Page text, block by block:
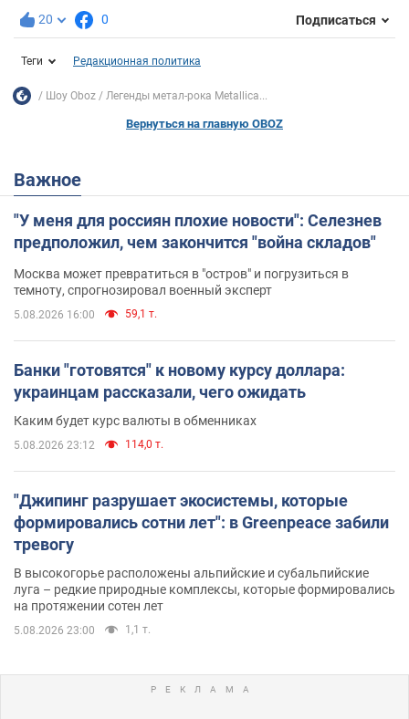
20 0 Подписаться
Теги Редакционная политика
Шоу Oboz Легенды метал-рока Metallica...
Вернуться на главную OBOZ
Важное
"У меня для россиян плохие новости": Селезнев
предположил, чем закончится "война складов"
Москва может превратиться в "остров" и погрузиться в
темноту, спрогнозировал военный эксперт
5.08.2026 16:00 59,1 т.
Банки "готовятся" к новому курсу доллара:
украинцам рассказали, чего ожидать
Каким будет курс валюты в обменниках
5.08.2026 23:12 114,0 т.
"Джипинг разрушает экосистемы, которые
формировались сотни лет": в Greenpeace забили
тревогу
В высокогорье расположены альпийские и субальпийские
луга – редкие природные комплексы, которые формировались
на протяжении сотен лет
5.08.2026 23:00 1,1 т.